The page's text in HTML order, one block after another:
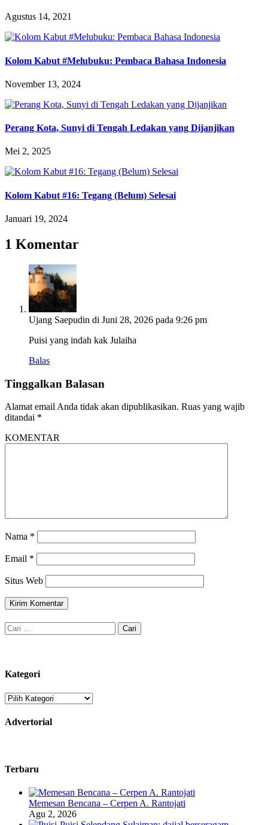
Agustus 14, 2021
Kolom Kabut #Melubuku: Pembaca Bahasa Indonesia
November 13, 2024
Perang Kota, Sunyi di Tengah Ledakan yang Dijanjikan
Mei 2, 2025
Kolom Kabut #16: Tegang (Belum) Selesai
Januari 19, 2024
1 Komentar
Ujang Saepudin di Juni 28, 2026 pada 9:26 pm
Puisi yang indah kak Julaiha
Balas
Tinggalkan Balasan
Alamat email Anda tidak akan dipublikasikan. Ruas yang wajib
ditandai *
KOMENTAR
Nama *
Email *
Situs Web
Cari
untuk:
Kategori
Kategori
Advertorial
Terbaru
Memesan Bencana – Cerpen A. Rantojati
Agu 2, 2026